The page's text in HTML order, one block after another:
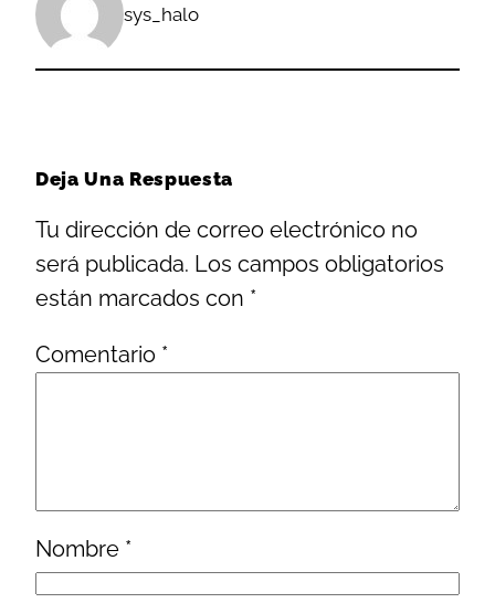
sys_halo
Deja Una Respuesta
Tu dirección de correo electrónico no
será publicada. Los campos obligatorios
están marcados con *
Comentario *
Nombre *